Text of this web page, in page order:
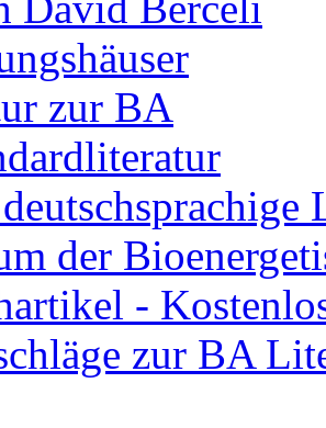
zur BA
der
-
zur BA